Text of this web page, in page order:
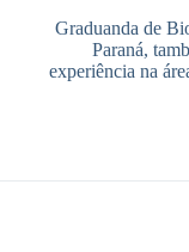
Graduanda de
Paraná,
experiência na